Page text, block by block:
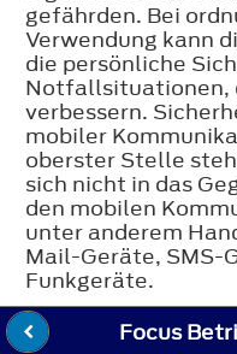
gefährden. Bei
Verwendung kann
die persönliche
Notfallsituationen,
verbessern.
mobiler
oberster Stelle
sich nicht in das
den mobilen
unter anderem
Mail-Geräte, SMS-
Funkgeräte.
Focus